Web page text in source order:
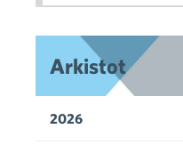
Arkistot
2026